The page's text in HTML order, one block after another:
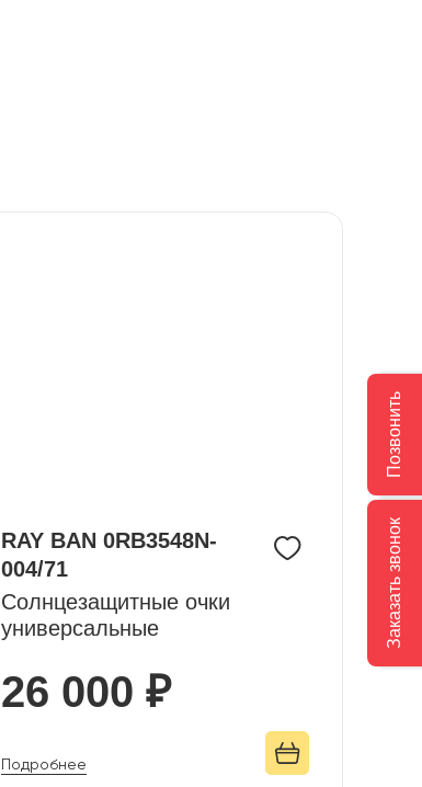
RAY BAN 0RB3548N-
004/71
Солнцезащитные очки
универсальные
26 000 ₽
Подробнее
Заказать звонок
Позвонить